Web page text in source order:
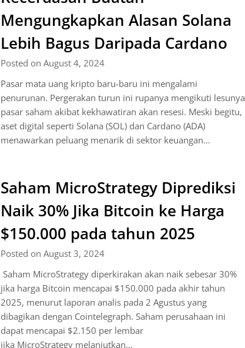
Mengungkapkan Alasan Solana
Lebih Bagus Daripada Cardano
Posted on August 4, 2024
Pasar mata uang kripto baru-baru ini mengalami
penurunan. Pergerakan turun ini rupanya mengikuti lesunya
pasar saham akibat kekhawatiran akan resesi. Meski begitu,
aset digital seperti Solana (SOL) dan Cardano (ADA)
menawarkan peluang menarik di sektor keuangan…
Saham MicroStrategy Diprediksi
Naik 30% Jika Bitcoin ke Harga
$150.000 pada tahun 2025
Posted on August 3, 2024
Saham MicroStrategy diperkirakan akan naik sebesar 30%
jika harga Bitcoin mencapai $150.000 pada akhir tahun
2025, menurut laporan analis pada 2 Agustus yang
dibagikan dengan Cointelegraph. Saham perusahaan ini
dapat mencapai $2.150 per lembar
jika MicroStrategy melanjutkan…